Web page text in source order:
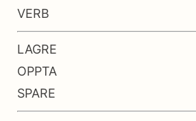
VERB
LAGRE
OPPTA
SPARE